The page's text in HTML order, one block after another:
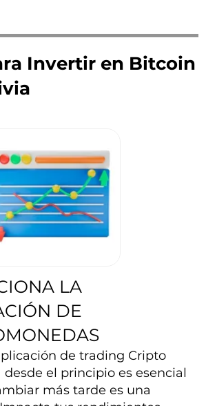
Invertir en Bitcoin
LA
DE
de trading Cripto
desde el principio es esencial
más tarde es una